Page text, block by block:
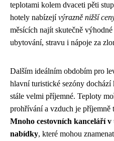
teplotami kolem dvaceti pěti
hotely nabízejívýrazně nižší
měsících najít skutečně
ubytování, stravu i nápoje za
Dalším ideálním obdobím pro
hlavní turistické sezóny dochází
stále velmi příjemné. Teploty
prohřívání a vzduch je
Mnoho cestovních kanceláří
nabídky, které mohou